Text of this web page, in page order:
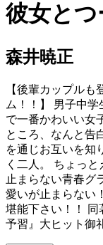
彼女とつ
森井暁正
【後輩カップル
ム！！】 男子中
で一番かわいい女
ところ、なんと告
を通じお互いを知
く二人。 ちょっ
止まらない青春グ
愛いが止まらない
堪能下さい！！
予習』大ヒット御